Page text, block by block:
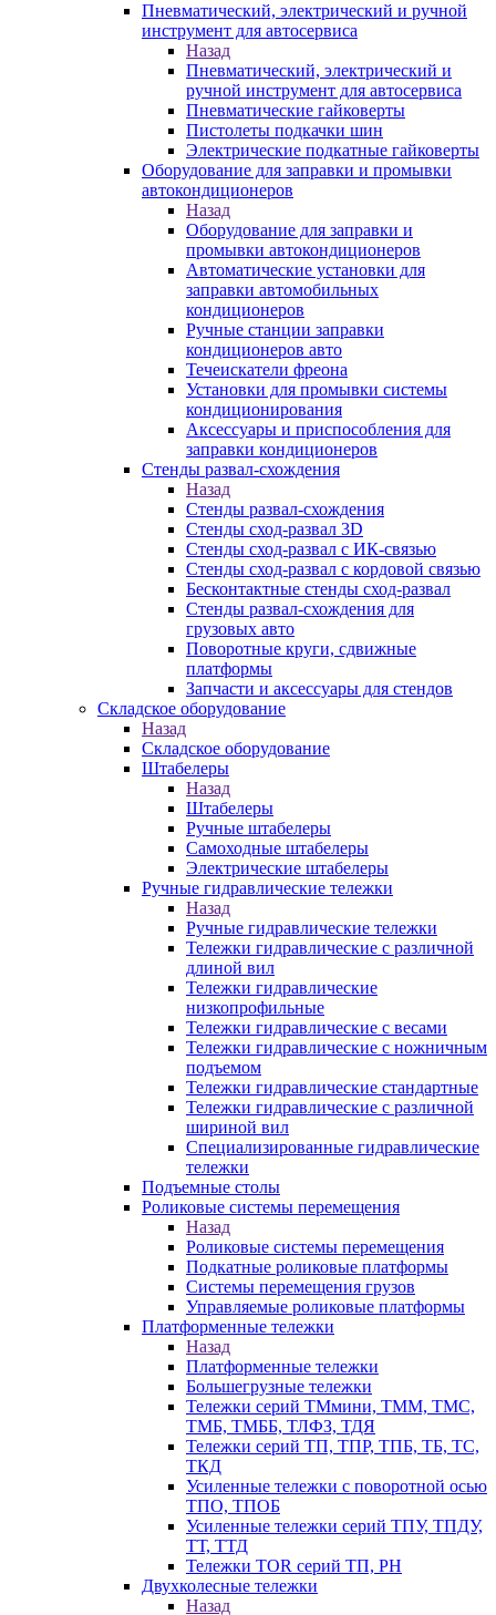
Пневматический, электрический и ручной
инструмент для автосервиса
Назад
Пневматический, электрический и
ручной инструмент для автосервиса
Пневматические гайковерты
Пистолеты подкачки шин
Электрические подкатные гайковерты
Оборудование для заправки и промывки
автокондиционеров
Назад
Оборудование для заправки и
промывки автокондиционеров
Автоматические установки для
заправки автомобильных
кондиционеров
Ручные станции заправки
кондиционеров авто
Течеискатели фреона
Установки для промывки системы
кондиционирования
Аксессуары и приспособления для
заправки кондиционеров
Стенды развал-схождения
Назад
Стенды развал-схождения
Стенды сход-развал 3D
Стенды сход-развал с ИК-связью
Стенды сход-развал с кордовой связью
Бесконтактные стенды сход-развал
Стенды развал-схождения для
грузовых авто
Поворотные круги, сдвижные
платформы
Запчасти и аксессуары для стендов
Складское оборудование
Назад
Складское оборудование
Штабелеры
Назад
Штабелеры
Ручные штабелеры
Самоходные штабелеры
Электрические штабелеры
Ручные гидравлические тележки
Назад
Ручные гидравлические тележки
Тележки гидравлические с различной
длиной вил
Тележки гидравлические
низкопрофильные
Тележки гидравлические с весами
Тележки гидравлические с ножничным
подъемом
Тележки гидравлические стандартные
Тележки гидравлические с различной
шириной вил
Специализированные гидравлические
тележки
Подъемные столы
Роликовые системы перемещения
Назад
Роликовые системы перемещения
Подкатные роликовые платформы
Системы перемещения грузов
Управляемые роликовые платформы
Платформенные тележки
Назад
Платформенные тележки
Большегрузные тележки
Тележки серий ТМмини, ТММ, ТМС,
ТМБ, ТМББ, ТЛФЗ, ТДЯ
Тележки серий ТП, ТПР, ТПБ, ТБ, ТС,
ТКД
Усиленные тележки с поворотной осью
ТПО, ТПОБ
Усиленные тележки серий ТПУ, ТПДУ,
ТТ, ТТД
Тележки TOR серий ТП, PH
Двухколесные тележки
Назад